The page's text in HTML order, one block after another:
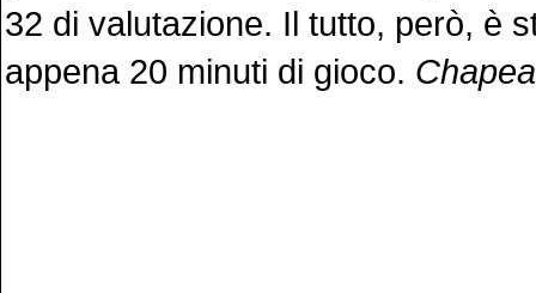
32 di valutazione. Il tutto, però, è
appena 20 minuti di gioco.